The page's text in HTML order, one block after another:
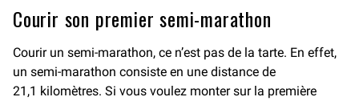
Courir son premier semi-marathon
Courir un semi-marathon, ce n’est pas de la tarte. En effet,
un semi-marathon consiste en une distance de
21,1 kilomètres. Si vous voulez monter sur la première